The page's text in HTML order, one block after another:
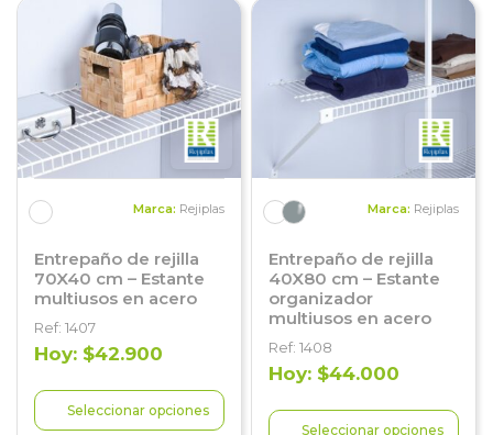
Marca: Rejiplas
Entrepaño de rejilla
70X40 cm – Estante
multiusos en acero
Ref: 1407
Hoy: $42.900
Seleccionar opciones
Marca: Rejiplas
Entrepaño de rejilla
40X80 cm – Estante
organizador
multiusos en acero
Ref: 1408
Hoy: $44.000
Seleccionar opciones